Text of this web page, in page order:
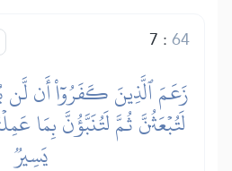
7 :64
زَعَمَ ٱلَّذِينَ كَفَرُوٓاْ أَن لَّن
لَتُبۡعَثُنَّ ثُمَّ لَتُنَبَّؤُنَّ بِمَا
يَسِيرٞ